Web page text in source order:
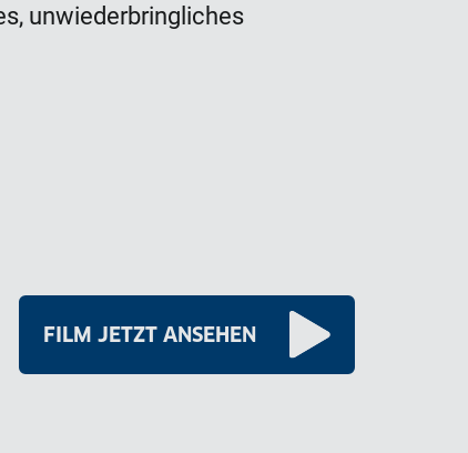
unwiederbringliches
FILM JETZT ANSEHEN